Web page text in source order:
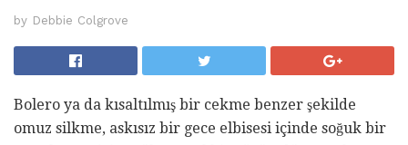
by Debbie Colgrove
Bolero ya da kısaltılmış bir cekme benzer şekilde
omuz silkme, askısız bir gece elbisesi içinde soğuk bir